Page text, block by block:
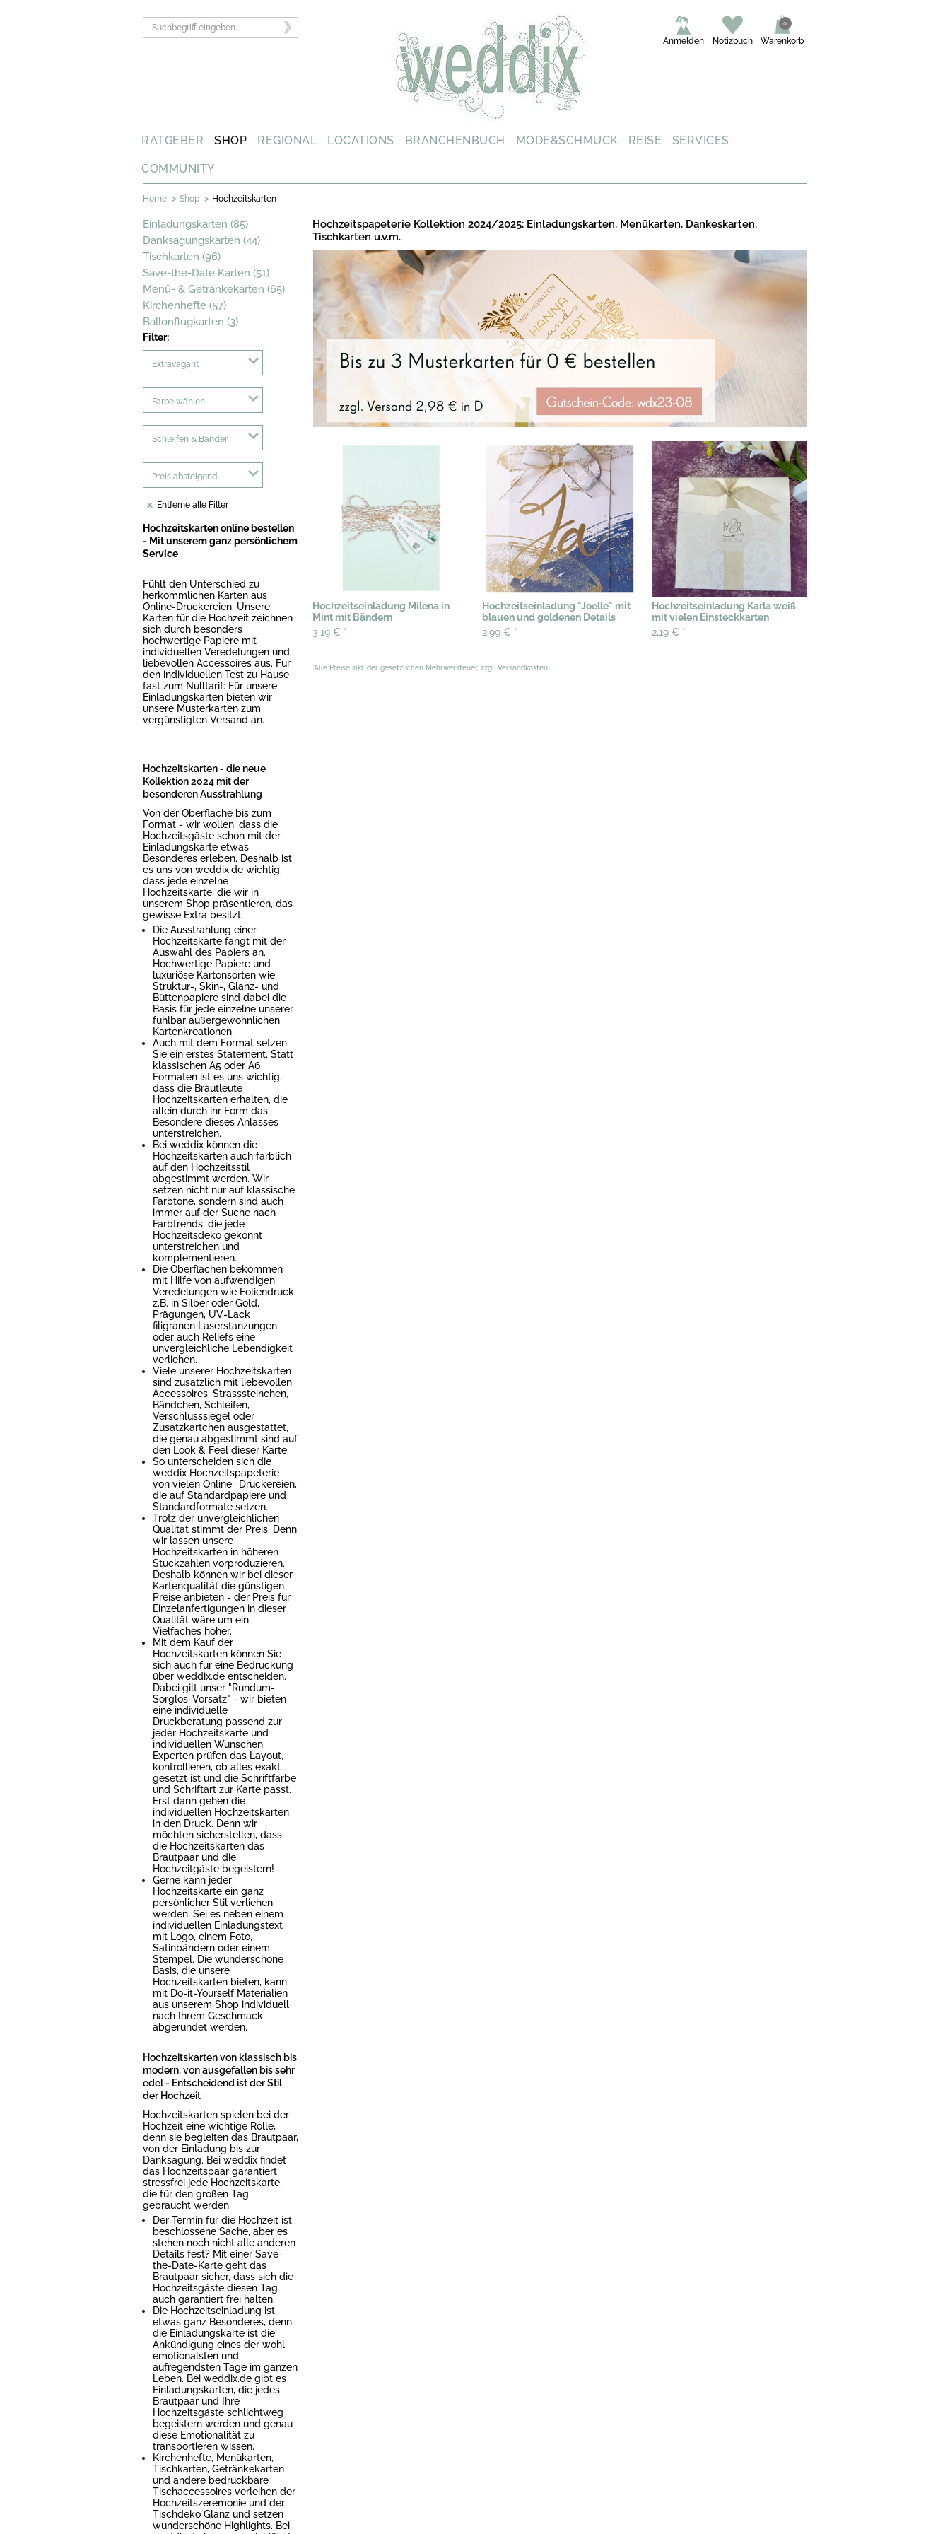
Warenkorb
0
Notizbuch
Anmelden
RATGEBER SHOP REGIONAL LOCATIONS BRANCHENBUCH MODE&SCHMUCK REISE SERVICES
COMMUNITY
Home > Shop > Hochzeitskarten
Einladungskarten (85)
Danksagungskarten (44)
Tischkarten (96)
Save-the-Date Karten (51)
Menü- & Getränkekarten (65)
Kirchenhefte (57)
Ballonflugkarten (3)
Filter:
Extravagant
Farbe wählen
Schleifen & Bänder
Preis absteigend
Entferne alle Filter
Hochzeitskarten online bestellen
- Mit unserem ganz persönlichem
Service
Fühlt den Unterschied zu
herkömmlichen Karten aus
Online-Druckereien: Unsere
Karten für die Hochzeit zeichnen
sich durch besonders
hochwertige Papiere mit
individuellen Veredelungen und
liebevollen Accessoires aus. Für
den individuellen Test zu Hause
fast zum Nulltarif: Für unsere
Einladungskarten bieten wir
unsere Musterkarten zum
vergünstigten Versand an.
Hochzeitskarten - die neue
Kollektion 2024 mit der
besonderen Ausstrahlung
Von der Oberfläche bis zum
Format - wir wollen, dass die
Hochzeitsgäste schon mit der
Einladungskarte etwas
Besonderes erleben. Deshalb ist
es uns von weddix.de wichtig,
dass jede einzelne
Hochzeitskarte, die wir in
unserem Shop präsentieren, das
gewisse Extra besitzt.
Die Ausstrahlung einer
Hochzeitskarte fängt mit der
Auswahl des Papiers an.
Hochwertige Papiere und
luxuriöse Kartonsorten wie
Struktur-, Skin-, Glanz- und
Büttenpapiere sind dabei die
Basis für jede einzelne unserer
fühlbar außergewöhnlichen
Kartenkreationen.
Auch mit dem Format setzen
Sie ein erstes Statement. Statt
klassischen A5 oder A6
Formaten ist es uns wichtig,
dass die Brautleute
Hochzeitskarten erhalten, die
allein durch ihr Form das
Besondere dieses Anlasses
unterstreichen.
Bei weddix können die
Hochzeitskarten auch farblich
auf den Hochzeitsstil
abgestimmt werden. Wir
setzen nicht nur auf klassische
Farbtone, sondern sind auch
immer auf der Suche nach
Farbtrends, die jede
Hochzeitsdeko gekonnt
unterstreichen und
komplementieren.
Die Oberflächen bekommen
mit Hilfe von aufwendigen
Veredelungen wie Foliendruck
z.B. in Silber oder Gold,
Prägungen, UV-Lack ,
filigranen Laserstanzungen
oder auch Reliefs eine
unvergleichliche Lebendigkeit
verliehen.
Viele unserer Hochzeitskarten
sind zusätzlich mit liebevollen
Accessoires, Strasssteinchen,
Bändchen, Schleifen,
Verschlusssiegel oder
Zusatzkartchen ausgestattet,
die genau abgestimmt sind auf
den Look & Feel dieser Karte.
So unterscheiden sich die
weddix Hochzeitspapeterie
von vielen Online- Druckereien,
die auf Standardpapiere und
Standardformate setzen.
Trotz der unvergleichlichen
Qualität stimmt der Preis. Denn
wir lassen unsere
Hochzeitskarten in höheren
Stückzahlen vorproduzieren.
Deshalb können wir bei dieser
Kartenqualität die günstigen
Preise anbieten - der Preis für
Einzelanfertigungen in dieser
Qualität wäre um ein
Vielfaches höher.
Mit dem Kauf der
Hochzeitskarten können Sie
sich auch für eine Bedruckung
über weddix.de entscheiden.
Dabei gilt unser "Rundum-
Sorglos-Vorsatz" - wir bieten
eine individuelle
Druckberatung passend zur
jeder Hochzeitskarte und
individuellen Wünschen:
Experten prüfen das Layout,
kontrollieren, ob alles exakt
gesetzt ist und die Schriftfarbe
und Schriftart zur Karte passt.
Erst dann gehen die
individuellen Hochzeitskarten
in den Druck. Denn wir
möchten sicherstellen, dass
die Hochzeitskarten das
Brautpaar und die
Hochzeitgäste begeistern!
Gerne kann jeder
Hochzeitskarte ein ganz
persönlicher Stil verliehen
werden. Sei es neben einem
individuellen Einladungstext
mit Logo, einem Foto,
Satinbändern oder einem
Stempel. Die wunderschöne
Basis, die unsere
Hochzeitskarten bieten, kann
mit Do-it-Yourself Materialien
aus unserem Shop individuell
nach Ihrem Geschmack
abgerundet werden.
Hochzeitskarten von klassisch bis
modern, von ausgefallen bis sehr
edel - Entscheidend ist der Stil
der Hochzeit
Hochzeitskarten spielen bei der
Hochzeit eine wichtige Rolle,
denn sie begleiten das Brautpaar,
von der Einladung bis zur
Danksagung. Bei weddix findet
das Hochzeitspaar garantiert
stressfrei jede Hochzeitskarte,
die für den großen Tag
gebraucht werden.
Der Termin für die Hochzeit ist
beschlossene Sache, aber es
stehen noch nicht alle anderen
Details fest? Mit einer Save-
the-Date-Karte geht das
Brautpaar sicher, dass sich die
Hochzeitsgäste diesen Tag
auch garantiert frei halten.
Die Hochzeitseinladung ist
etwas ganz Besonderes, denn
die Einladungskarte ist die
Ankündigung eines der wohl
emotionalsten und
aufregendsten Tage im ganzen
Leben. Bei weddix.de gibt es
Einladungskarten, die jedes
Brautpaar und Ihre
Hochzeitsgäste schlichtweg
begeistern werden und genau
diese Emotionalität zu
transportieren wissen.
Kirchenhefte, Menükarten,
Tischkarten, Getränkekarten
und andere bedruckbare
Tischaccessoires verleihen der
Hochzeitszeremonie und der
Tischdeko Glanz und setzen
wunderschöne Highlights. Bei
Hochzeitspapeterie Kollektion 2024/2025: Einladungskarten, Menükarten, Dankeskarten,
Tischkarten u.v.m.
Hochzeitseinladung Milena in
Mint mit Bändern
3,19 € *
Hochzeitseinladung "Joelle" mit
blauen und goldenen Details
2,99 € *
Hochzeitseinladung Karla weiß
mit vielen Einsteckkarten
2,19 € *
*Alle Preise inkl. der gesetzlichen Mehrwersteuer, zzgl. Versandkosten